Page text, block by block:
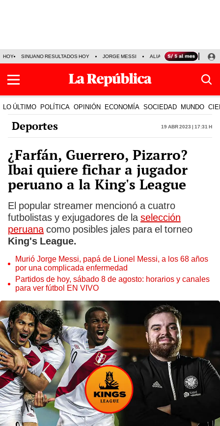
HOY SINUANO RESULTADOS HOY JORGE MESSI ALIANZA LIMA VS SPORT
LO ÚLTIMO POLÍTICA OPINIÓN ECONOMÍA SOCIEDAD MUNDO
Deportes 19 Abr 2023 | 17:31 h
¿Farfán, Guerrero, Pizarro?
Ibai quiere fichar a jugador
peruano a la King's League
El popular streamer mencionó a cuatro
futbolistas y exjugadores de la selección
peruanacomo posibles jales para el torneo
King's League.
Murió Jorge Messi, papá de Lionel Messi, a los 68 años
por una complicada enfermedad
Partidos de hoy, sábado 8 de agosto: horarios y canales
para ver fútbol EN VIVO